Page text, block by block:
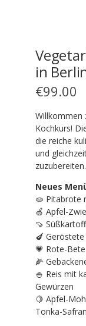
in
€99.00
Willkommen
Kochkurs!
die reiche
und
zuzubereiten.
Neues
🫓 Pitabrote
🍏 Apfel-
🍠
🍆
💗 Rote-
🌽
🍚 Reis mit
Gewürzen
🍋 Apfel-
Tonka-